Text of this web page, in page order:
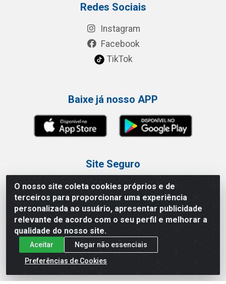
O nosso site coleta cookies próprios e de
terceiros para proporcionar uma experiência
personalizada ao usuário, apresentar publicidade
relevante de acordo com o seu perfil e melhorar a
qualidade do nosso site.
Aceitar
Negar não essenciais
Preferências de Cookies
Redes Sociais
Instagram
Facebook
TikTok
Baixe já nosso APP
Site Seguro
Loja / Showroom
Tel.: (11) 3227-0546
Av Vautier, 587/597 - Pari - São Paulo/SP